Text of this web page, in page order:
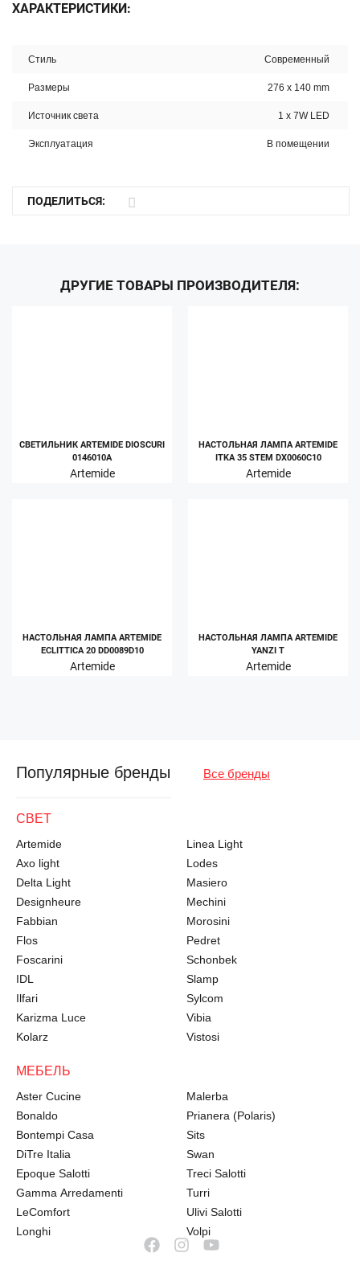
ХАРАКТЕРИСТИКИ:
Стиль Современный
Размеры 276 x 140 mm
Источник света 1 x 7W LED
Эксплуатация В помещении
ПОДЕЛИТЬСЯ:
ДРУГИЕ ТОВАРЫ ПРОИЗВОДИТЕЛЯ:
СВЕТИЛЬНИК ARTEMIDE DIOSCURI
0146010A
Artemide
НАСТОЛЬНАЯ ЛАМПА ARTEMIDE
ITKA 35 STEM DX0060C10
Artemide
НАСТОЛЬНАЯ ЛАМПА ARTEMIDE
ECLITTICA 20 DD0089D10
Artemide
НАСТОЛЬНАЯ ЛАМПА ARTEMIDE
YANZI T
Artemide
Популярные бренды Все бренды
СВЕТ
Artemide
Axo light
Delta Light
Designheure
Fabbian
Flos
Foscarini
IDL
Ilfari
Karizma Luce
Kolarz
Linea Light
Lodes
Masiero
Mechini
Morosini
Pedret
Schonbek
Slamp
Sylcom
Vibia
Vistosi
МЕБЕЛЬ
Aster Cucine
Bonaldo
Bontempi Casa
DiTre Italia
Epoque Salotti
Gamma Arredamenti
LeComfort
Longhi
Malerba
Prianera (Polaris)
Sits
Swan
Treci Salotti
Turri
Ulivi Salotti
Volpi